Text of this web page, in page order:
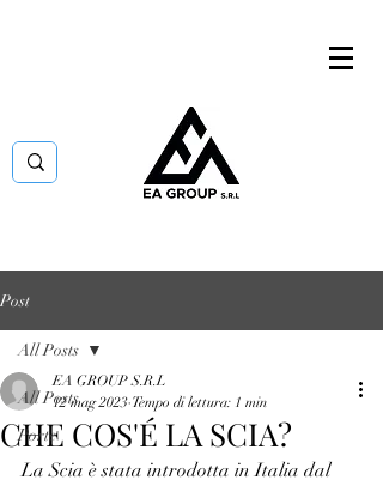
Post
All Posts
Porte
All Posts
CHE COS'É LA SCIA?
EA GROUP S.R.L
12 mag 2023 Tempo di lettura: 1 min
La Scia è stata introdotta in Italia dal